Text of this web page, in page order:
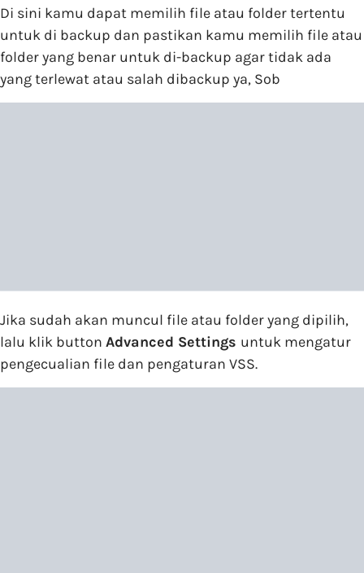
Di sini kamu dapat memilih file atau folder tertentu
untuk di backup dan pastikan kamu memilih file atau
folder yang benar untuk di-backup agar tidak ada
yang terlewat atau salah dibackup ya, Sob
Jika sudah akan muncul file atau folder yang dipilih,
lalu klik button Advanced Settings untuk mengatur
pengecualian file dan pengaturan VSS.